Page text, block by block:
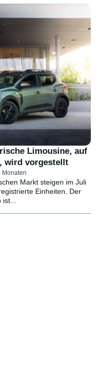
Limousine, auf
wird vorgestellt
Monaten
Markt steigen im Juli
Einheiten. Der